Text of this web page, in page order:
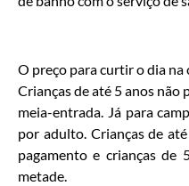
O preço para curtir o dia na
Crianças de até 5 anos não
meia-entrada. Já para
por adulto. Crianças de
pagamento e crianças de
metade.